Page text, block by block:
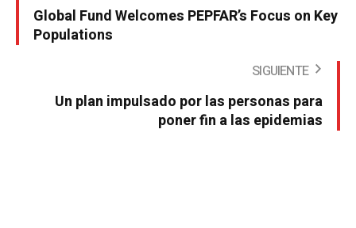
Global Fund Welcomes PEPFAR’s Focus on Key
Populations
SIGUIENTE
Un plan impulsado por las personas para
poner fin a las epidemias